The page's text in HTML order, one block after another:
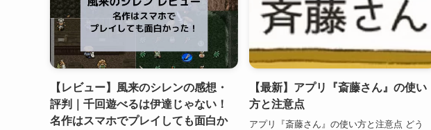
【レビュー】風来のシレンの感想・
評判｜千回遊べるは伊達じゃない！
名作はスマホでプレイしても面白か
【最新】アプリ『斎藤さん』の使い
方と注意点
アプリ『斎藤さん』の使い方と注意点 どう